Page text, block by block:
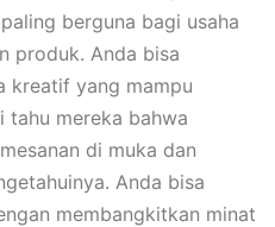
berguna bagi usaha
produk. Anda bisa
kreatif yang mampu
tahu mereka bahwa
di muka dan
Anda bisa
membangkitkan minat